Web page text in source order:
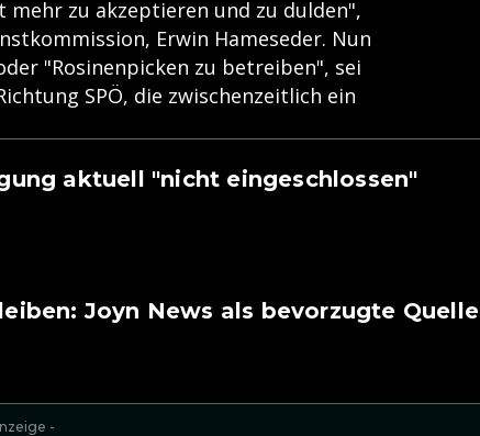
mehr zu akzeptieren und zu dulden",
Erwin Hameseder. Nun
"Rosinenpicken zu betreiben", sei
SPÖ, die zwischenzeitlich ein
aktuell "nicht eingeschlossen"
Joyn News als bevorzugte Quelle
-